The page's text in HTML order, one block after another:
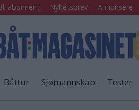
abonnent Nyhetsbrev Annonsere
Båttur Sjømannskap Tester